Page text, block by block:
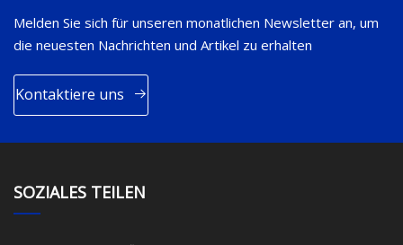
Melden Sie sich für unseren monatlichen Newsletter an, um
die neuesten Nachrichten und Artikel zu erhalten
Kontaktiere uns
SOZIALES TEILEN